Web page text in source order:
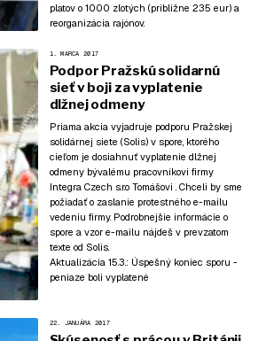
platov o 1000 zlotých (približne 235 eur) a
reorganizácia rajónov.
1. MARCA 2017
Podpor Pražskú solidarnú
sieť v boji za vyplatenie
dlžnej odmeny
Priama akcia vyjadruje podporu Pražskej
solidárnej siete (Solis) v spore, ktorého
cieľom je dosiahnuť vyplatenie dlžnej
odmeny bývalému pracovníkovi firmy
Integra Czech s.r.o Tomášovi . Chceli by sme
požiadať o zaslanie protestného e-mailu
vedeniu firmy. Podrobnejšie informácie o
spore a vzor e-mailu nájdeš v prevzatom
texte od Solis.
Aktualizácia 15.3.: Úspešný koniec sporu -
peniaze boli vyplatené
22. JANUÁRA 2017